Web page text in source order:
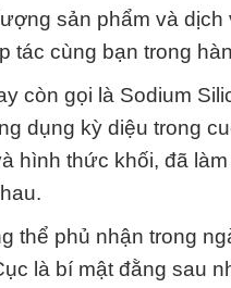
sản phẩm và
tác cùng bạn trong
còn gọi là Sodium
dụng kỳ diệu trong
hình thức khối, đã
thể phủ nhận trong
là bí mật đằng sau